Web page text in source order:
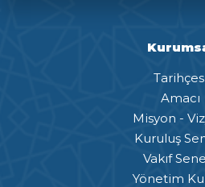
Amacı
Misyon -
Kuruluş
Vakıf
Yönetim